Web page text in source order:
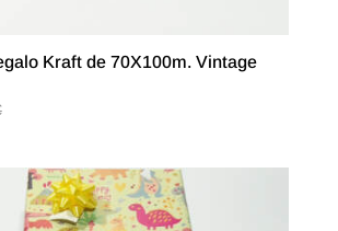
Kraft de 70X100m. Vintage